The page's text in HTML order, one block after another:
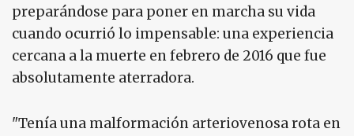
preparándose para poner en marcha su vida
cuando ocurrió lo impensable: una experiencia
cercana a la muerte en febrero de 2016 que fue
absolutamente aterradora.
"Tenía una malformación arteriovenosa rota en